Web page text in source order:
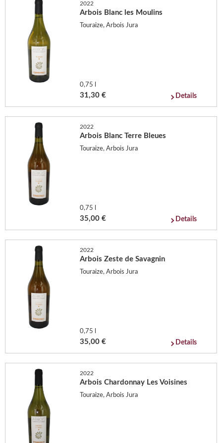
2022
Arbois Blanc les Moulins
Touraize, Arbois Jura
0,75 l
31,30 € Details
2022
Arbois Blanc Terre Bleues
Touraize, Arbois Jura
0,75 l
35,00 € Details
2022
Arbois Zeste de Savagnin
Touraize, Arbois Jura
0,75 l
35,00 € Details
2022
Arbois Chardonnay Les Voisines
Touraize, Arbois Jura